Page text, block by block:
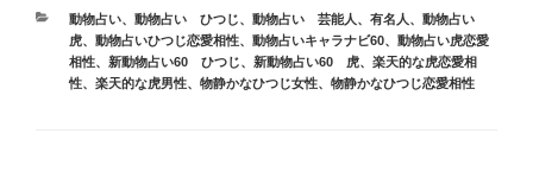
カ
テ
ゴ
リ
動物占い、 動物占い ひつじ、 動物占い 芸能人、有名人 、 動物占い
虎、 動物占いひつじ恋愛相性、 動物占いキャラナビ60、 動物占い虎恋愛
相性、 新動物占い60 ひつじ、 新動物占い60 虎、 楽天的な虎恋愛相
性、 楽天的な虎男性、 物静かなひつじ女性、 物静かなひつじ恋愛相性